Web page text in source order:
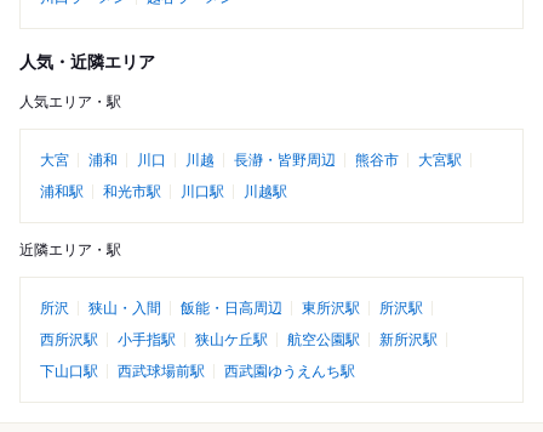
人気・近隣エリア
人気エリア・駅
大宮 浦和 川口 川越 長瀞・皆野周辺 熊谷市
大宮駅
浦和駅
和光市駅 川口駅 川越駅
近隣エリア・駅
所沢 狭山・入間 飯能・日高周辺 東所沢駅
所沢駅
西所沢駅
小手指駅 狭山ケ丘駅 航空公園駅
新所沢駅
下山口駅
西武球場前駅 西武園ゆうえんち駅